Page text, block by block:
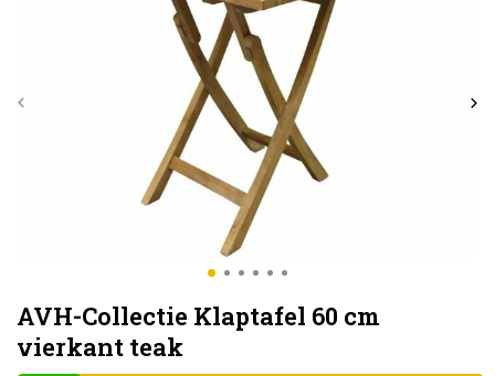
AVH-Collectie Klaptafel 60 cm
vierkant teak